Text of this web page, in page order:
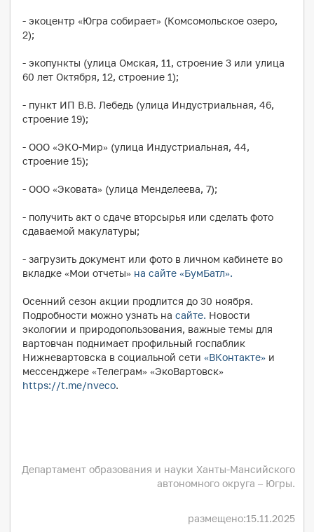
- экоцентр «Югра собирает» (Комсомольское озеро,
2);
- экопункты (улица Омская, 11, строение 3 или улица
60 лет Октября, 12, строение 1);
- пункт ИП В.В. Лебедь (улица Индустриальная, 46,
строение 19);
- ООО «ЭКО-Мир» (улица Индустриальная, 44,
строение 15);
- ООО «Эковата» (улица Менделеева, 7);
- получить акт о сдаче вторсырья или сделать фото
сдаваемой макулатуры;
- загрузить документ или фото в личном кабинете во
вкладке «Мои отчеты» на сайте «БумБатл».
Осенний сезон акции продлится до 30 ноября.
Подробности можно узнать на сайте. Новости
экологии и природопользования, важные темы для
вартовчан поднимает профильный госпаблик
Нижневартовска в социальной сети «ВКонтакте» и
мессенджере «Телеграм» «ЭкоВартовск»
https://t.me/nveco.
Департамент образования и науки Ханты-Мансийского
автономного округа – Югры.
размещено:15.11.2025